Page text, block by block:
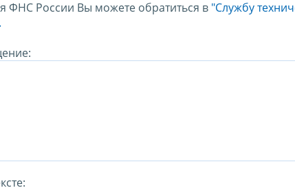
ФНС России Вы можете обратиться в "Службу